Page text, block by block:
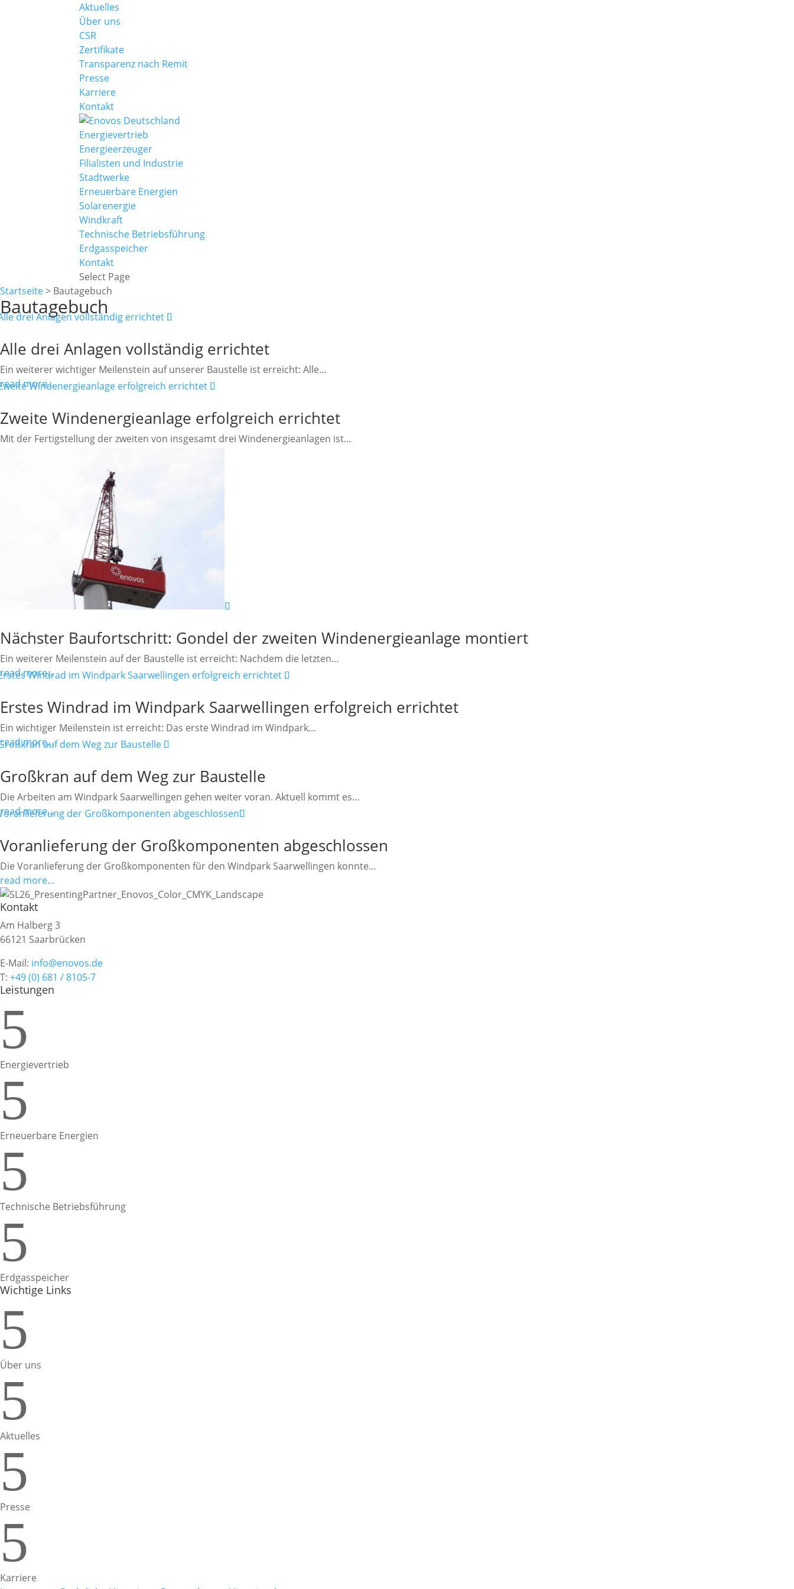
Aktuelles
Über uns
CSR
Zertifikate
Transparenz nach Remit
Presse
Karriere
Kontakt
Energievertrieb
Energieerzeuger
Filialisten und Industrie
Stadtwerke
Erneuerbare Energien
Solarenergie
Windkraft
Technische Betriebsführung
Erdgasspeicher
Kontakt
Select Page
Startseite> Bautagebuch
Bautagebuch
Alle drei Anlagen vollständig errichtet
Ein weiterer wichtiger Meilenstein auf unserer Baustelle ist erreicht: Alle…
read more…
Zweite Windenergieanlage erfolgreich errichtet
Mit der Fertigstellung der zweiten von insgesamt drei Windenergieanlagen ist…
Nächster Baufortschritt: Gondel der zweiten Windenergieanlage montiert
Ein weiterer Meilenstein auf der Baustelle ist erreicht: Nachdem die letzten…
read more…
Erstes Windrad im Windpark Saarwellingen erfolgreich errichtet
Ein wichtiger Meilenstein ist erreicht: Das erste Windrad im Windpark…
read more…
Großkran auf dem Weg zur Baustelle
Die Arbeiten am Windpark Saarwellingen gehen weiter voran. Aktuell kommt es…
read more…
Voranlieferung der Großkomponenten abgeschlossen
Die Voranlieferung der Großkomponenten für den Windpark Saarwellingen konnte…
read more…
Kontakt
Am Halberg 3
66121 Saarbrücken
E-Mail: info@enovos.de
T: +49 (0) 681 / 8105-7
Leistungen
5
Energievertrieb
5
Erneuerbare Energien
5
Technische Betriebsführung
5
Erdgasspeicher
Wichtige Links
5
Über uns
5
Aktuelles
5
Presse
5
Karriere